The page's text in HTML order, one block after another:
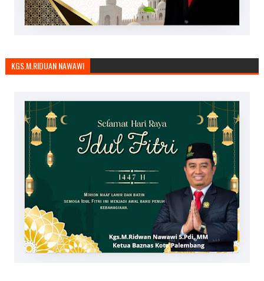
KGS.M.RIDUAN NAWAWI